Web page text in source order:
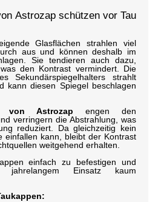
Astrozap schützen vor Tau
Glasflächen strahlen viel
aus und können deshalb im
Sie tendieren auch dazu,
den Kontrast vermindert. Die
Sekundärspiegelhalters strahlt
kann diesen Spiegel beschlagen
von Astrozap engen den
verringern die Abstrahlung, was
reduziert. Da gleichzeitig kein
einfallen kann, bleibt der Kontrast
weitgehend erhalten.
einfach zu befestigen und
Einsatz kaum